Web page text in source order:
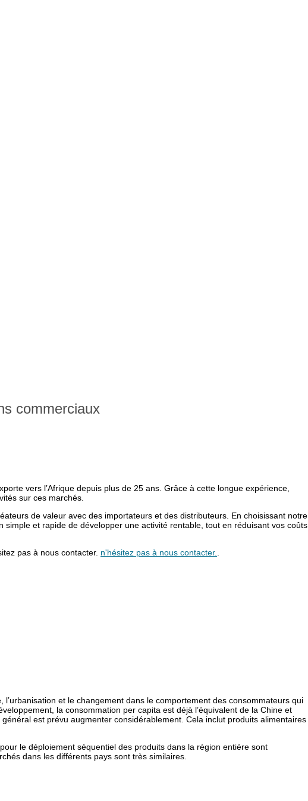
commerciaux
vers l’Afrique depuis plus de 25 ans. Grâce à cette longue expérience,
sur ces marchés.
de valeur avec des importateurs et des distributeurs. En choisissant notre
et rapide de développer une activité rentable, tout en réduisant vos coûts
pas à nous contacter. n'hésitez pas à nous contacter.
et le changement dans le comportement des consommateurs qui
la consommation per capita est déjà l’équivalent de la Chine et
est prévu augmenter considérablement. Cela inclut produits alimentaires
le déploiement séquentiel des produits dans la région entière sont
dans les différents pays sont très similaires.